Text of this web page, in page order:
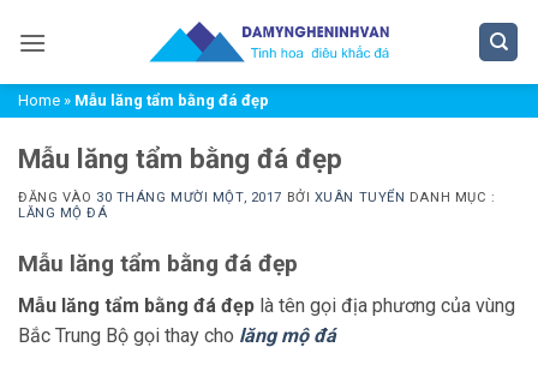
qua
dungHome » Mẫu lăng tẩm bằng đá đẹp
Mẫu lăng tẩm bằng đá đẹp
ĐĂNG VÀO 30 THÁNG MƯỜI MỘT, 2017 BỞI XUÂN TUYỂN
DANH MỤC :
LĂNG MỘ ĐÁ
Mẫu lăng tẩm bằng đá đẹp
Mẫu lăng tẩm bằng đá đẹp là tên gọi địa phương của vùng
Bắc Trung Bộ gọi thay cho lăng mộ đá